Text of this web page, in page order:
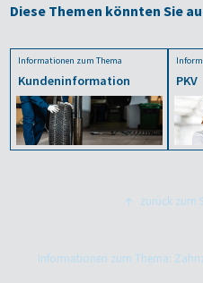
Diese Themen könnten Sie
Informationen zum Thema
Kundeninformation PKV
zurück zum
Informationen zum Thema: